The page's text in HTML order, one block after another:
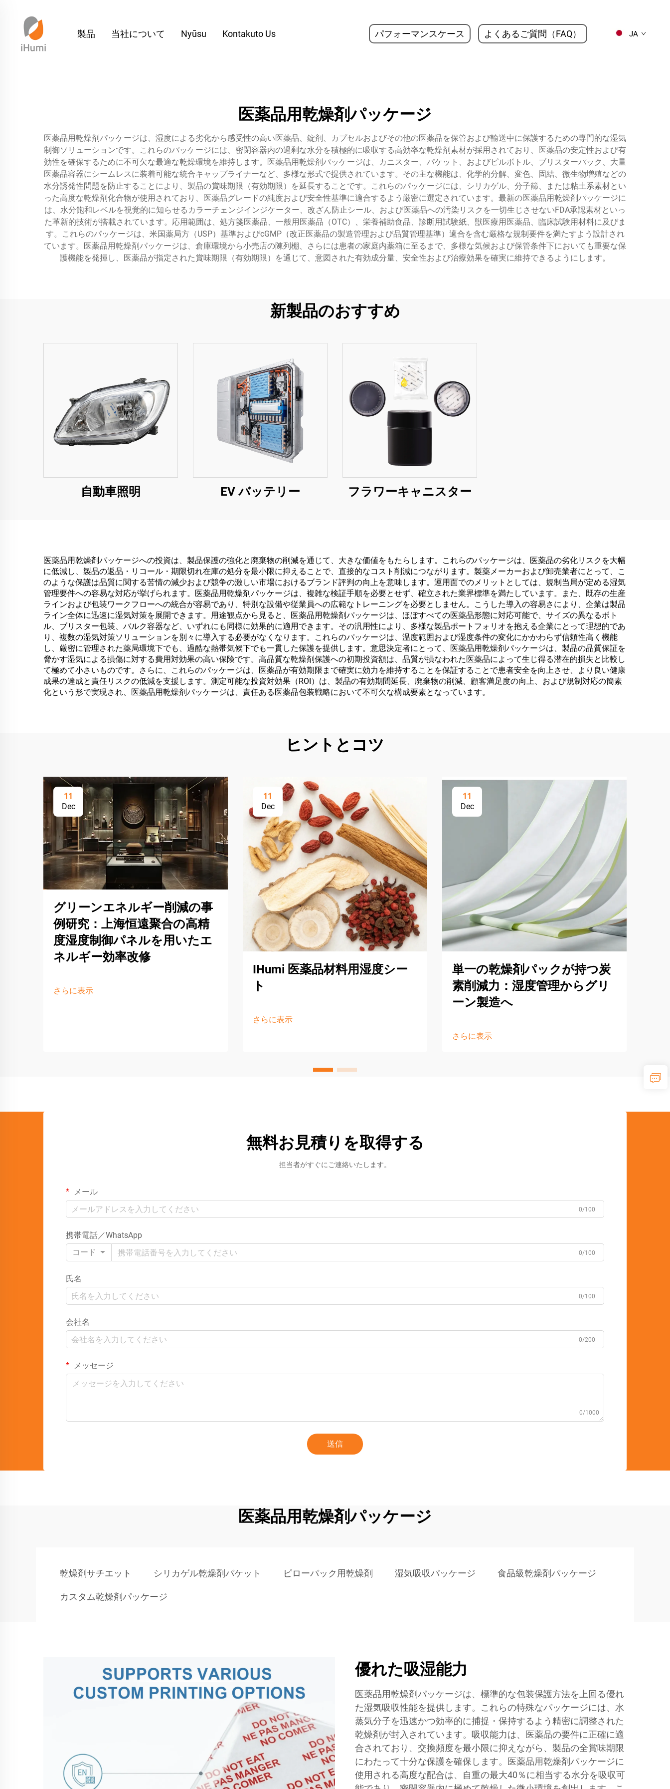
製品 当社について Nyūsu Kontakuto Us パフォーマンスケース よくあるご質問（FAQ） JA
医薬品用乾燥剤パッケージ
医薬品用乾燥剤パッケージは、湿度による劣化から感受性の高い医薬品、錠剤、カプセルおよびその他の医薬品を保管および輸送中に保護するための専門的な湿気
制御ソリューションです。これらのパッケージには、密閉容器内の過剰な水分を積極的に吸収する高効率な乾燥剤素材が採用されており、医薬品の安定性および有
効性を確保するために不可欠な最適な乾燥環境を維持します。医薬品用乾燥剤パッケージは、カニスター、パケット、およびピルボトル、ブリスターパック、大量
医薬品容器にシームレスに装着可能な統合キャップライナーなど、多様な形式で提供されています。その主な機能は、化学的分解、変色、固結、微生物増殖などの
水分誘発性問題を防止することにより、製品の賞味期限（有効期限）を延長することです。これらのパッケージには、シリカゲル、分子篩、または粘土系素材とい
った高度な乾燥剤化合物が使用されており、医薬品グレードの純度および安全性基準に適合するよう厳密に選定されています。最新の医薬品用乾燥剤パッケージに
は、水分飽和レベルを視覚的に知らせるカラーチェンジインジケーター、改ざん防止シール、および医薬品への汚染リスクを一切生じさせないFDA承認素材といっ
た革新的技術が搭載されています。応用範囲は、処方箋医薬品、一般用医薬品（OTC）、栄養補助食品、診断用試験紙、獣医療用医薬品、臨床試験用材料に及びま
す。これらのパッケージは、米国薬局方（USP）基準およびcGMP（改正医薬品の製造管理および品質管理基準）適合を含む厳格な規制要件を満たすよう設計され
ています。医薬品用乾燥剤パッケージは、倉庫環境から小売店の陳列棚、さらには患者の家庭内薬箱に至るまで、多様な気候および保管条件下においても重要な保
護機能を発揮し、医薬品が指定された賞味期限（有効期限）を通じて、意図された有効成分量、安全性および治療効果を確実に維持できるようにします。
新製品のおすすめ
自動車照明 EV バッテリー フラワーキャニスター
医薬品用乾燥剤パッケージへの投資は、製品保護の強化と廃棄物の削減を通じて、大きな価値をもたらします。これらのパッケージは、医薬品の劣化リスクを大幅
に低減し、製品の返品・リコール・期限切れ在庫の処分を最小限に抑えることで、直接的なコスト削減につながります。製薬メーカーおよび卸売業者にとって、こ
のような保護は品質に関する苦情の減少および競争の激しい市場におけるブランド評判の向上を意味します。運用面でのメリットとしては、規制当局が定める湿気
管理要件への容易な対応が挙げられます。医薬品用乾燥剤パッケージは、複雑な検証手順を必要とせず、確立された業界標準を満たしています。また、既存の生産
ラインおよび包装ワークフローへの統合が容易であり、特別な設備や従業員への広範なトレーニングを必要としません。こうした導入の容易さにより、企業は製品
ライン全体に迅速に湿気対策を展開できます。用途観点から見ると、医薬品用乾燥剤パッケージは、ほぼすべての医薬品形態に対応可能で、サイズの異なるボト
ル、ブリスター包装、バルク容器など、いずれにも同様に効果的に適用できます。その汎用性により、多様な製品ポートフォリオを抱える企業にとって理想的であ
り、複数の湿気対策ソリューションを別々に導入する必要がなくなります。これらのパッケージは、温度範囲および湿度条件の変化にかかわらず信頼性高く機能
し、厳密に管理された薬局環境下でも、過酷な熱帯気候下でも一貫した保護を提供します。意思決定者にとって、医薬品用乾燥剤パッケージは、製品の品質保証を
脅かす湿気による損傷に対する費用対効果の高い保険です。高品質な乾燥剤保護への初期投資額は、品質が損なわれた医薬品によって生じ得る潜在的損失と比較し
て極めて小さいものです。さらに、これらのパッケージは、医薬品が有効期限まで確実に効力を維持することを保証することで患者安全を向上させ、より良い健康
成果の達成と責任リスクの低減を支援します。測定可能な投資対効果（ROI）は、製品の有効期間延長、廃棄物の削減、顧客満足度の向上、および規制対応の簡素
化という形で実現され、医薬品用乾燥剤パッケージは、責任ある医薬品包装戦略において不可欠な構成要素となっています。
ヒントとコツ
11
Dec
グリーンエネルギー削減の事
例研究：上海恒遠聚合の高精
度湿度制御パネルを用いたエ
ネルギー効率改修
さらに表示
11
Dec
IHumi 医薬品材料用湿度シー
ト
さらに表示
11
Dec
単一の乾燥剤パックが持つ炭
素削減力：湿度管理からグリ
ーン製造へ
さらに表示
無料お見積りを取得する
担当者がすぐにご連絡いたします。
メール
0/100
携帯電話／WhatsApp
コード
0/100
氏名
0/100
会社名
0/200
メッセージ
0/1000
送信
医薬品用乾燥剤パッケージ
乾燥剤サチエット シリカゲル乾燥剤パケット ピローパック用乾燥剤 湿気吸収パッケージ 食品級乾燥剤パッケージ
カスタム乾燥剤パッケージ
優れた吸湿能力
医薬品用乾燥剤パッケージは、標準的な包装保護方法を上回る優れ
た湿気吸収性能を提供します。これらの特殊なパッケージには、水
蒸気分子を迅速かつ効率的に捕捉・保持するよう精密に調整された
乾燥剤が封入されています。吸収能力は、医薬品の要件に正確に適
合されており、交換頻度を最小限に抑えながら、製品の全賞味期限
にわたって十分な保護を確保します。医薬品用乾燥剤パッケージに
使用される高度な配合は、自重の最大40％に相当する水分を吸収可